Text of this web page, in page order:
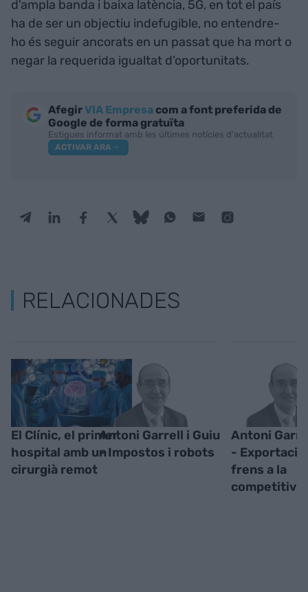
d'ampla banda i baixa latència, 5G, en tot el país
ha de ser un objectiu indefugible, no entendre-
ho és seguir ancorats en un passat que ha mort o
negar la requerida igualtat d’oportunitats.
AfegirVIA Empresa com a font preferida de
Google de forma gratuïta
Estigues informat amb les últimes notícies d'actualitat
ACTIVAR ARA
RELACIONADES
El Clínic, el primer
hospital amb un
cirurgià remot
Antoni Garrell i Guiu
- Impostos i robots
Antoni
-
frens a la